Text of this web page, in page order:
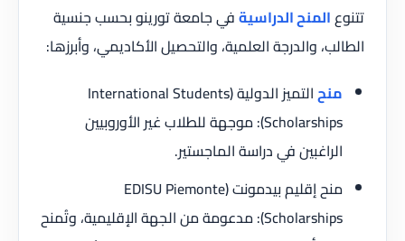
تتنوعالمنح الدراسيةفي جامعة تورينو بحسب جنسية
الطالب، والدرجة العلمية، والتحصيل الأكاديمي، وأبرزها:
منح
التميز الدولية (International Students
Scholarships): موجهة للطلاب غير الأوروبيين
الراغبين في دراسة الماجستير.
منح إقليم بيدمونت (EDISU Piemonte
Scholarships): مدعومة من الجهة الإقليمية، وتُمنح